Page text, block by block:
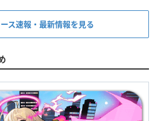
ス速報・最新情報を見る